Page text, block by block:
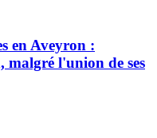
en Aveyron :
malgré l'union de ses